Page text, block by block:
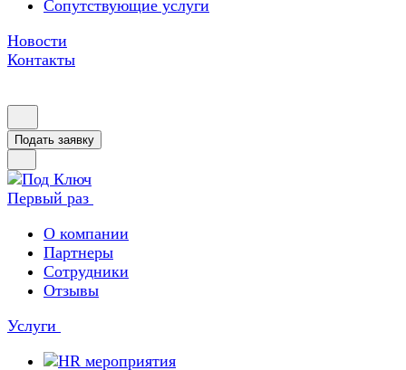
Сопутствующие услуги
Новости
Контакты
Подать заявку
Первый раз
О компании
Партнеры
Сотрудники
Отзывы
Услуги